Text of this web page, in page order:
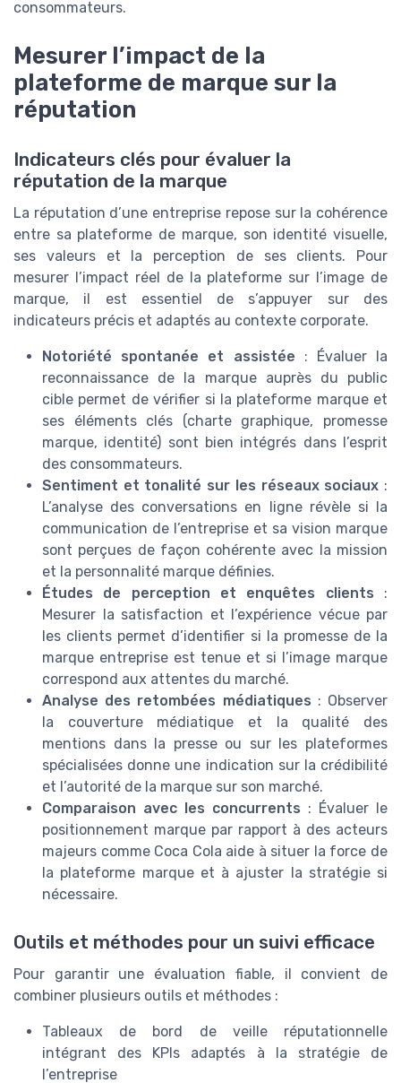
consommateurs.
Mesurer l’impact de la
plateforme de marque sur la
réputation
Indicateurs clés pour évaluer la
réputation de la marque
La réputation d’une entreprise repose sur la cohérence
entre sa plateforme de marque, son identité visuelle,
ses valeurs et la perception de ses clients. Pour
mesurer l’impact réel de la plateforme sur l’image de
marque, il est essentiel de s’appuyer sur des
indicateurs précis et adaptés au contexte corporate.
Notoriété spontanée et assistée : Évaluer la
reconnaissance de la marque auprès du public
cible permet de vérifier si la plateforme marque et
ses éléments clés (charte graphique, promesse
marque, identité) sont bien intégrés dans l’esprit
des consommateurs.
Sentiment et tonalité sur les réseaux sociaux :
L’analyse des conversations en ligne révèle si la
communication de l’entreprise et sa vision marque
sont perçues de façon cohérente avec la mission
et la personnalité marque définies.
Études de perception et enquêtes clients :
Mesurer la satisfaction et l’expérience vécue par
les clients permet d’identifier si la promesse de la
marque entreprise est tenue et si l’image marque
correspond aux attentes du marché.
Analyse des retombées médiatiques : Observer
la couverture médiatique et la qualité des
mentions dans la presse ou sur les plateformes
spécialisées donne une indication sur la crédibilité
et l’autorité de la marque sur son marché.
Comparaison avec les concurrents : Évaluer le
positionnement marque par rapport à des acteurs
majeurs comme Coca Cola aide à situer la force de
la plateforme marque et à ajuster la stratégie si
nécessaire.
Outils et méthodes pour un suivi efficace
Pour garantir une évaluation fiable, il convient de
combiner plusieurs outils et méthodes :
Tableaux de bord de veille réputationnelle
intégrant des KPIs adaptés à la stratégie de
l’entreprise